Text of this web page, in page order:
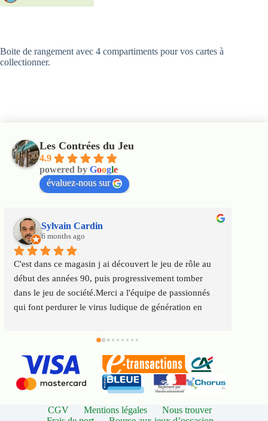
Boite de rangement avec 4 compartiments pour vos cartes à
collectionner.
Les Contrées du Jeu
4.9
powered by Google
évaluez-nous sur
Sylvain Cardin
6 months ago
C'est dans ce magasin j ai découvert le jeu de rôle au
début des années 90, puis progressivement tomber
dans le jeu de société.Merci a l'équipe de passionnés
qui font perdurer le virus ludique de génération en
CGV Mentions légales
Nous trouver